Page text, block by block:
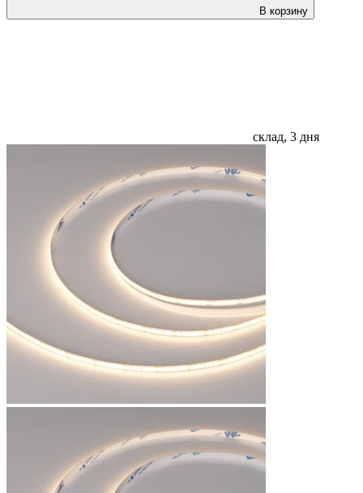
В корзину
склад, 3 дня